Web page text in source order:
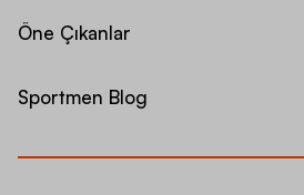
Öne Çıkanlar
Sportmen Blog